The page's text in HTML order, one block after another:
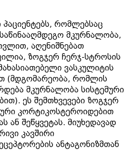
პაციენტებს, რომლებსაც
მკურნალობა,
აღენიშნებათ
ზოგჯერ ჩერჯ-სტროსის
ვასკულიტის
(მდგომარეობა, რომლის
მკურნალობა სისტემური
ეს შემთხვევები ზოგჯერ
კორტიკოსტეროიდებით
ან შეწყვეტას. მიუხედავად
კავშირი
ანტაგონიზმთან